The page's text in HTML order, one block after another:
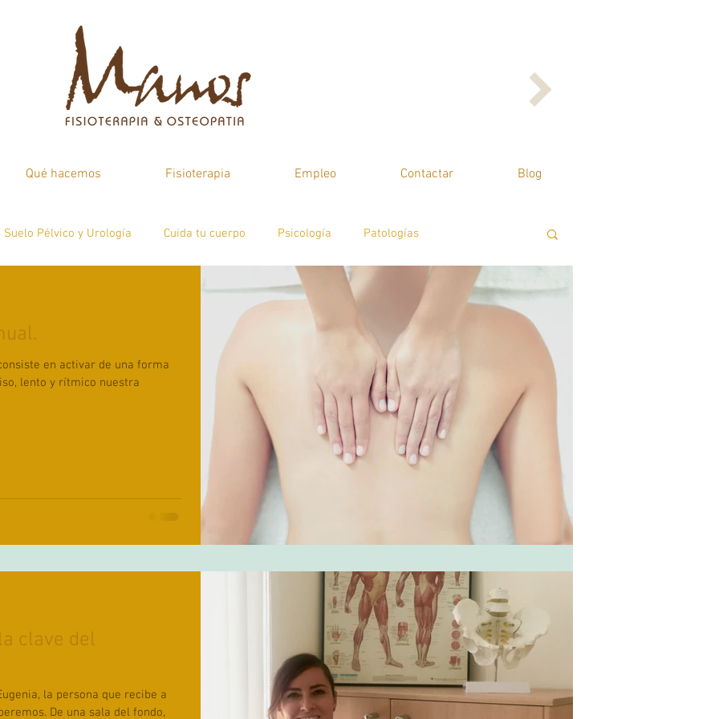
Qué hacemos Fisioterapia Empleo Contactar Blog
Suelo Pélvico y Urología Cuida tu cuerpo Psicología Patologías
en activar de una forma
lento y rítmico nuestra
clave del
la persona que recibe a
del fondo,